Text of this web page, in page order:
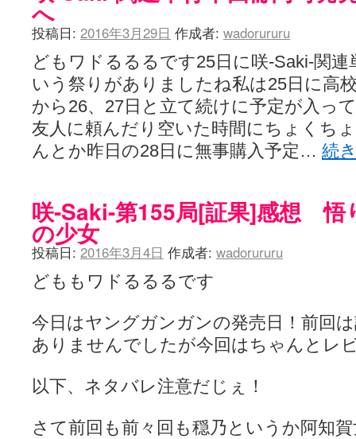
へ
投稿日: 2016年3月29日 作成者: wadorururu
どもワドるるるです25日に咲-Saki-関連
いう祭りがありましたね私は25日に高
から26、27日と立て続けに予定が入っ
友人に頼んだり空いた時間にちょくち
んとか昨日の28日に無事購入予定… 続
咲-Saki-第155局[証果]感想 悟
の少女
投稿日: 2016年3月4日 作成者: wadorururu
どももワドるるるです
今日はヤングガンガンの発売日！前回
ありませんでしたが今回はちゃんとレ
以下、ネタバレ注意だじぇ！
さて前回も前々回も穏乃というか阿知